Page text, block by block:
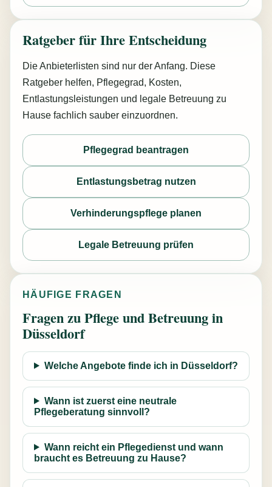
Ratgeber für Ihre Entscheidung
Die Anbieterlisten sind nur der Anfang. Diese
Ratgeber helfen, Pflegegrad, Kosten,
Entlastungsleistungen und legale Betreuung zu
Hause fachlich sauber einzuordnen.
Pflegegrad beantragen
Entlastungsbetrag nutzen
Verhinderungspflege planen
Legale Betreuung prüfen
HÄUFIGE FRAGEN
Fragen zu Pflege und Betreuung in
Düsseldorf
Welche Angebote finde ich in Düsseldorf?
Wann ist zuerst eine neutrale
Pflegeberatung sinnvoll?
Wann reicht ein Pflegedienst und wann
braucht es Betreuung zu Hause?